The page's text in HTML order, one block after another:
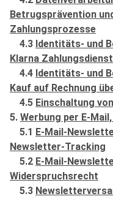
Betrugsprävention
Zahlungsprozesse
4.3 Identitäts- und
Klarna
4.4 Identitäts- und
Kauf auf Rechnung
4.5 Einschaltung
5. Werbung per E-
5.1 E-Mail-
Newsletter-Tracking
5.2 E-Mail-
Widerspruchsrecht
5.3